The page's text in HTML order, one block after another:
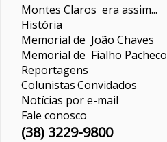
Montes Claros era assim...
História
Memorial de João Chaves
Memorial de Fialho Pacheco
Reportagens
ColunistasConvidados
Notícias por e-mail
Fale conosco
(38) 3229-9800